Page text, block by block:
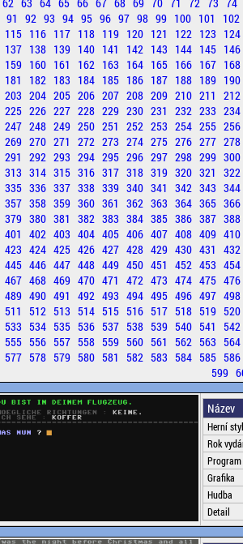
91 92 93 94 95 96 97 98 99 100 101 102
115 116 117 118 119 120 121 122 123 124
137 138 139 140 141 142 143 144 145 146
159 160 161 162 163 164 165 166 167 168
181
182 183 184 185 186 187 188 189 190
203 204 205 206 207 208 209 210 211 212
225 226 227 228 229 230 231 232 233 234
247 248 249 250 251 252 253 254 255 256
269 270 271 272 273 274 275 276 277 278
291 292 293 294 295 296 297 298 299 300
313 314 315 316 317 318 319 320 321 322
335 336 337 338 339 340 341 342 343 344
357 358 359 360 361 362 363 364 365 366
379 380 381 382 383 384 385 386 387 388
401 402 403 404 405 406 407 408 409 410
423 424 425 426 427 428 429 430 431 432
445 446 447 448 449 450 451 452 453 454
467 468 469 470 471 472 473 474 475 476
489 490 491 492 493 494 495 496 497 498
511 512 513 514 515 516 517 518 519 520
533 534 535 536 537 538 539 540 541 542
555 556 557 558 559 560 561 562 563 564
577 578 579 580 581 582 583 584 585 586
599
Název
Herní styl
Rok
Program
Grafika
Hudba
Detail